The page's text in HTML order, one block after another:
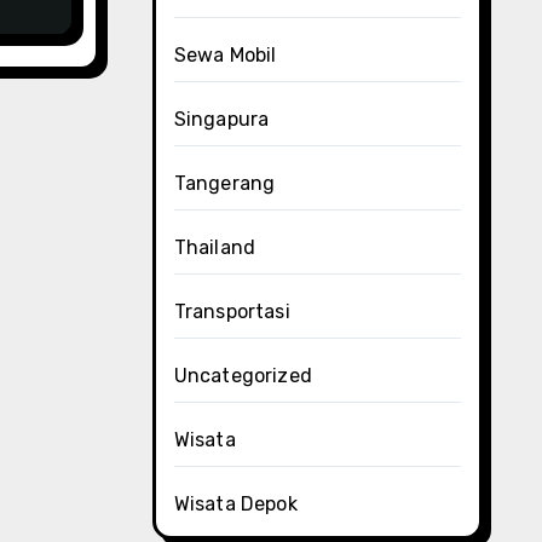
Sewa Mobil
Singapura
Tangerang
Thailand
Transportasi
Uncategorized
Wisata
Wisata Depok